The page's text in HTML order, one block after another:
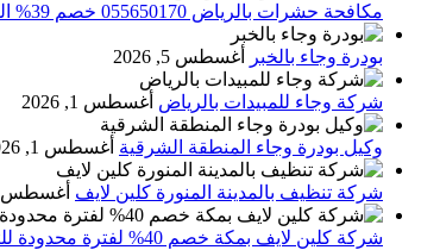
مكافحة حشرات بالرياض 055650170 خصم 39% القضاء التام علي الحشرات والقوارض
بودرة وجاء بالخبر أغسطس 5, 2026
شركة وجاء للمبيدات بالرياض أغسطس 1, 2026
وكيل بودرة وجاء المنطقة الشرقية أغسطس 1, 2026
شركة تنظيف بالمدينة المنورة كلين لايف أغسطس 1, 2026
شركة كلين لايف بمكة خصم 40% لفترة محدودة للتواصل 0552071750 نصلك اينما كنت